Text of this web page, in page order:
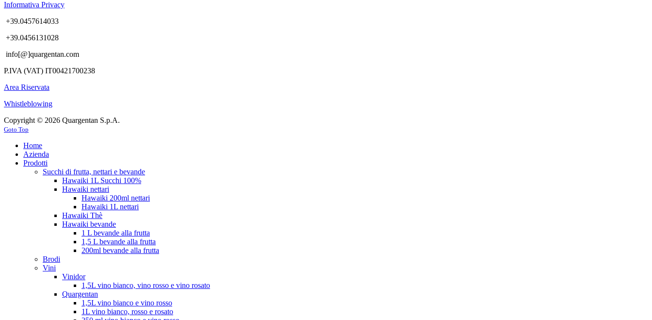
Informativa Privacy
+39.0457614033
+39.0456131028
info[@]quargentan.com
P.IVA (VAT) IT00421700238
Area Riservata
Whistleblowing
Copyright © 2026 Quargentan S.p.A.
Goto Top
Home
Azienda
Prodotti
Succhi di frutta, nettari e bevande
Hawaiki 1L Succhi 100%
Hawaiki nettari
Hawaiki 200ml nettari
Hawaiki 1L nettari
Hawaiki Thè
Hawaiki bevande
1 L bevande alla frutta
1,5 L bevande alla frutta
200ml bevande alla frutta
Brodi
Vini
Vinidor
1,5L vino bianco, vino rosso e vino rosato
Quargentan
1,5L vino bianco e vino rosso
1L vino bianco, rosso e rosato